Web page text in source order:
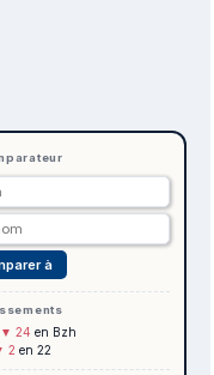
à
▼ 24 en Bzh
2 en 22